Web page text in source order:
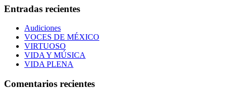
Entradas recientes
Audiciones
VOCES DE MÉXICO
VIRTUOSO
VIDA Y MÚSICA
VIDA PLENA
Comentarios recientes